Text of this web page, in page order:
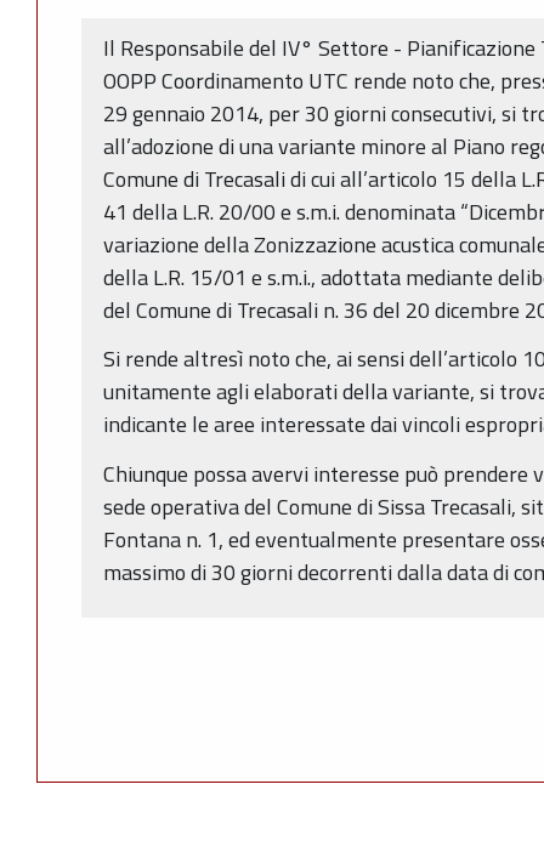
Il Responsabile del IV° Settore -
OOPP Coordinamento UTC rende noto che,
29 gennaio 2014, per 30 giorni consecutivi, si
all’adozione di una variante minore al Piano
Comune di Trecasali di cui all’articolo 15 della
41 della L.R. 20/00 e s.m.i. denominata
variazione della Zonizzazione acustica
della L.R. 15/01 e s.m.i., adottata mediante
del Comune di Trecasali n. 36 del 20 dicembre
Si rende altresì noto che, ai sensi dell’articolo
unitamente agli elaborati della variante, si
indicante le aree interessate dai vincoli
Chiunque possa avervi interesse può prendere
sede operativa del Comune di Sissa Trecasali,
Fontana n. 1, ed eventualmente presentare
massimo di 30 giorni decorrenti dalla data di